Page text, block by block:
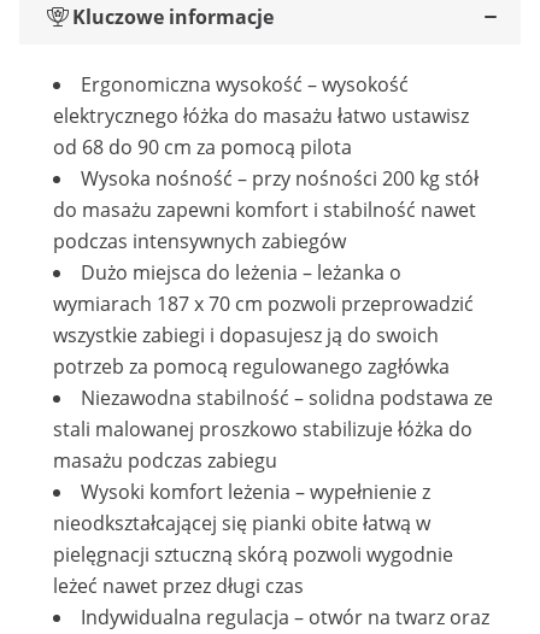
Kluczowe informacje
Ergonomiczna wysokość – wysokość
elektrycznego łóżka do masażu łatwo ustawisz
od 68 do 90 cm za pomocą pilota
Wysoka nośność – przy nośności 200 kg stół
do masażu zapewni komfort i stabilność nawet
podczas intensywnych zabiegów
Dużo miejsca do leżenia – leżanka o
wymiarach 187 x 70 cm pozwoli przeprowadzić
wszystkie zabiegi i dopasujesz ją do swoich
potrzeb za pomocą regulowanego zagłówka
Niezawodna stabilność – solidna podstawa ze
stali malowanej proszkowo stabilizuje łóżka do
masażu podczas zabiegu
Wysoki komfort leżenia – wypełnienie z
nieodkształcającej się pianki obite łatwą w
pielęgnacji sztuczną skórą pozwoli wygodnie
leżeć nawet przez długi czas
Indywidualna regulacja – otwór na twarz oraz